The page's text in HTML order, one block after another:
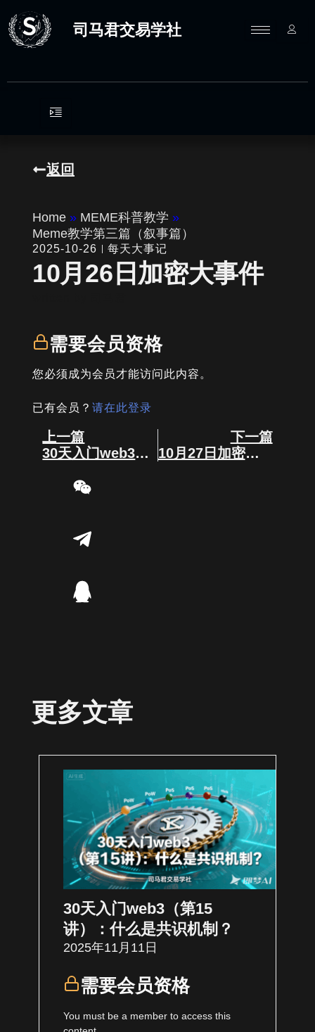
至
内
司马君交易学社
返回
Home » MEME科普教学 »
Meme教学第三篇（叙事篇）
2025-10-26 每天大事记
10月26日加密大事件
需要会员资格
您必须成为会员才能访问此内容。
已有会员？ 请在此登录
Prev
上一篇
30天入门web3（第5讲）：什么是智能合约？
下一篇
10月27日加密大事件
更多文章
30天入门web3（第15
讲）：什么是共识机制？
2025年11月11日
需要会员资格
You must be a member to access this